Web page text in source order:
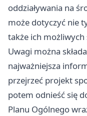
oddziaływania na
może dotyczyć nie
także ich
Uwagi można
najważniejsza
przejrzeć projekt
potem odnieść się
Planu Ogólnego